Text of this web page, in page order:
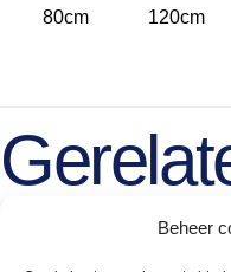
Beheer
80cm
120cm